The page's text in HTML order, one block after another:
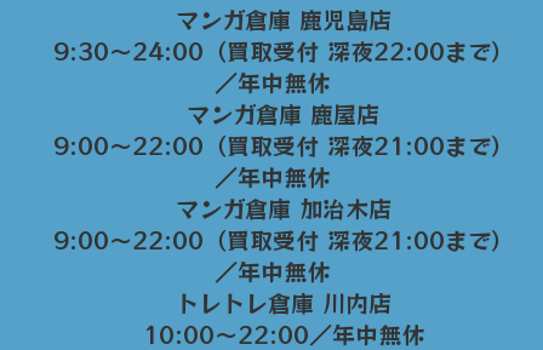
マンガ倉庫 鹿児島店
9:30～24:00（買取受付 深夜22:00まで）
／年中無休
マンガ倉庫 鹿屋店
9:00～22:00（買取受付 深夜21:00まで）
／年中無休
マンガ倉庫 加治木店
9:00〜22:00（買取受付 深夜21:00まで）
／年中無休
トレトレ倉庫 川内店
10:00〜22:00／年中無休